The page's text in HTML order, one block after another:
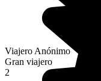
Viajero Anónimo
Gran viajero
2